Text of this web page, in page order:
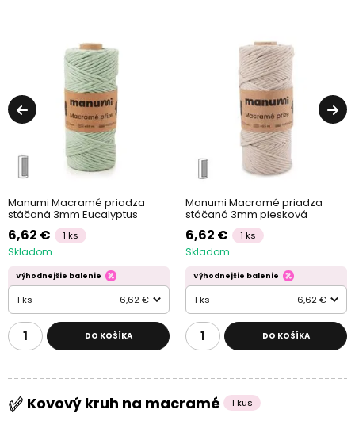
Manumi Macramé priadza
stáčaná 3mm Eucalyptus
6,62 € 1 ks
Skladom
Výhodnejšie balenie
1 ks 6,62 €
DO KOŠÍKA
Manumi Macramé priadza
stáčaná 3mm piesková
6,62 € 1 ks
Skladom
Výhodnejšie balenie
1 ks 6,62 €
DO KOŠÍKA
Kovový kruh na macramé 1 kus